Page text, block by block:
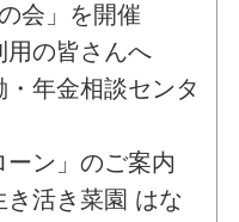
会」を開催
用の皆さんへ
・年金相談センタ
ーン」のご案内
き活き菜園 はな